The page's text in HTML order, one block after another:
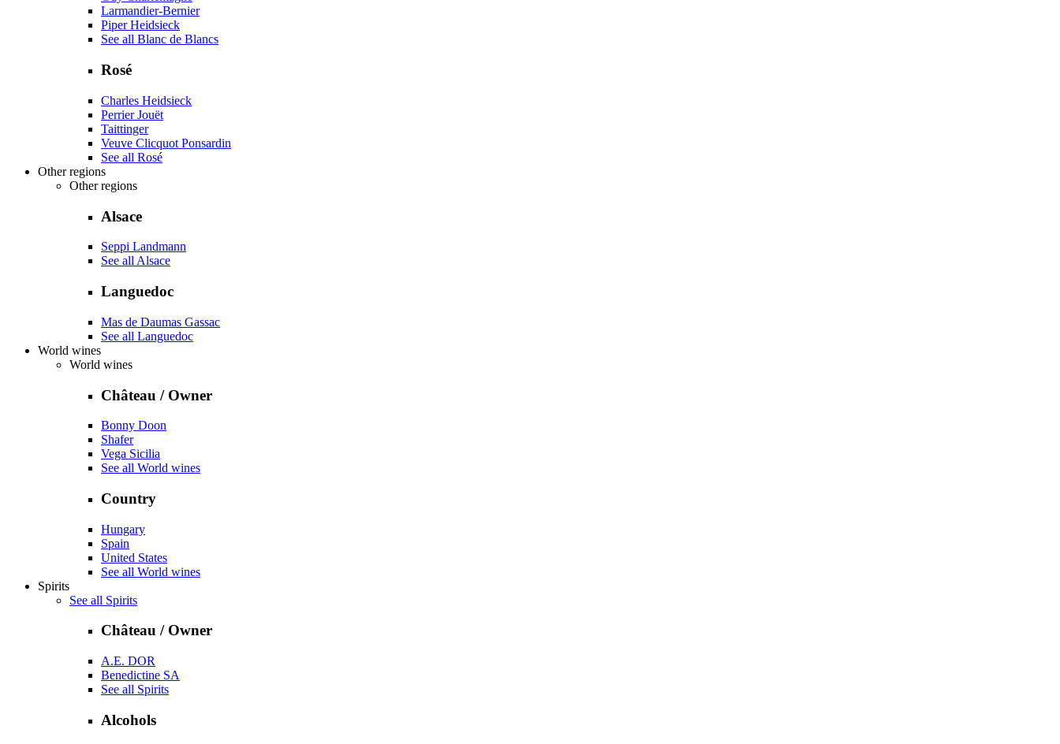
Larmandier-Bernier
Piper Heidsieck
See all Blanc de Blancs
Rosé
Charles Heidsieck
Perrier Jouët
Taittinger
Veuve Clicquot Ponsardin
See all Rosé
Other regions
Other regions
Alsace
Seppi Landmann
See all Alsace
Languedoc
Mas de Daumas Gassac
See all Languedoc
World wines
World wines
Château / Owner
Bonny Doon
Shafer
Vega Sicilia
See all World wines
Country
Hungary
Spain
United States
See all World wines
Spirits
See all Spirits
Château / Owner
A.E. DOR
Benedictine SA
See all Spirits
Alcohols